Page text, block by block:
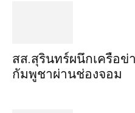
สส.สุรินทร์ผนึกเครือข่
กัมพูชาผ่านช่องจอม